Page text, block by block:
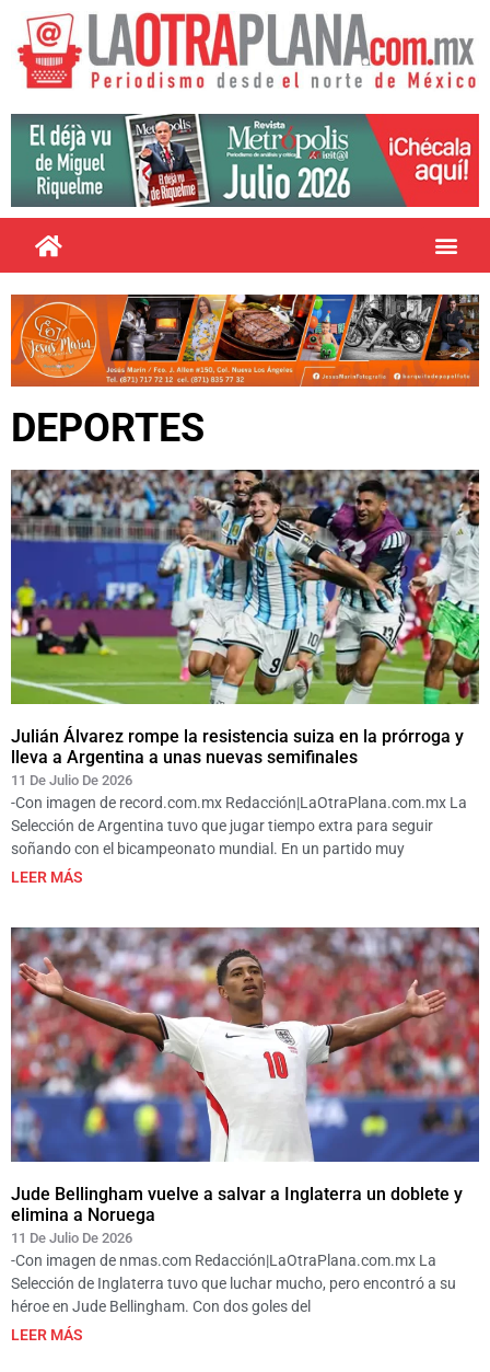
DEPORTES
Julián Álvarez rompe la resistencia suiza en la prórroga y
lleva a Argentina a unas nuevas semifinales
11 De Julio De 2026
-Con imagen de record.com.mx Redacción|LaOtraPlana.com.mx La
Selección de Argentina tuvo que jugar tiempo extra para seguir
soñando con el bicampeonato mundial. En un partido muy
LEER MÁS
Jude Bellingham vuelve a salvar a Inglaterra un doblete y
elimina a Noruega
11 De Julio De 2026
-Con imagen de nmas.com Redacción|LaOtraPlana.com.mx La
Selección de Inglaterra tuvo que luchar mucho, pero encontró a su
héroe en Jude Bellingham. Con dos goles del
LEER MÁS